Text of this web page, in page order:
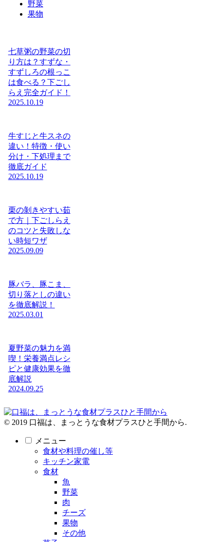
野菜
果物
七草粥の野菜の切
り方は？すずな・
すずしろの根っこ
は食べる？下ごし
らえ完全ガイド！
2025.10.19
牛すじと牛スネの
違い！特徴・使い
分け・下処理まで
徹底ガイド
2025.10.19
栗の剝きやすい茹
で方｜下ごしらえ
のコツと失敗しな
い時短ワザ
2025.09.09
豚バラ、豚こま、
切り落としの違い
を徹底解説！
2025.03.01
夏野菜の魅力を満
喫！栄養満点レシ
ピと健康効果を徹
底解説
2024.09.25
© 2019 口福は、まっとうな食材プラスひと手間から.
メニュー
食材や料理の催し等
キッチン家電
食材
魚
野菜
肉
チーズ
果物
その他